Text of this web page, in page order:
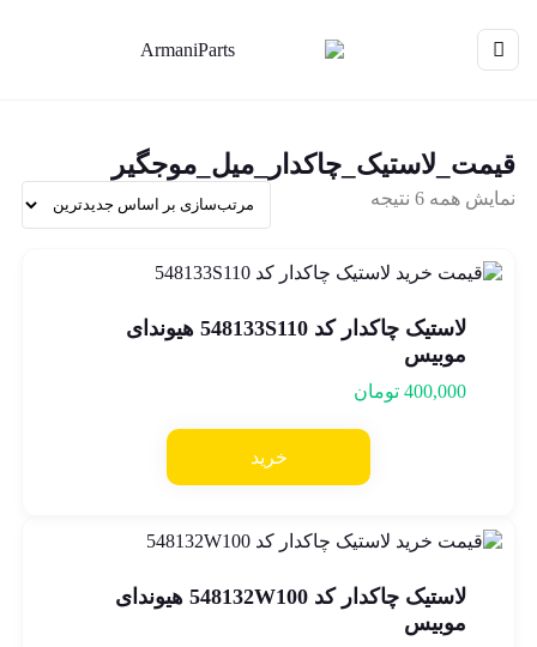
قیمت_لاستیک_چاکدار_میل_موجگیر
نمایش همه 6 نتیجه
لاستیک چاکدار کد 548133S110 هیوندای
موبیس
400,000 تومان
خرید
لاستیک چاکدار کد 548132W100 هیوندای
موبیس